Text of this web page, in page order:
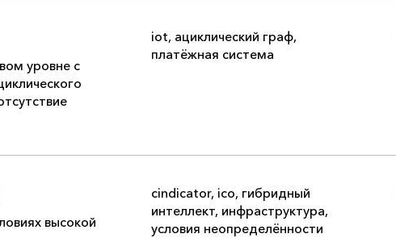
уровне с
iot, ациклический граф,
платёжная система
высокой
cindicator, ico, гибридный
интеллект, инфраструктура,
условия неопределённости